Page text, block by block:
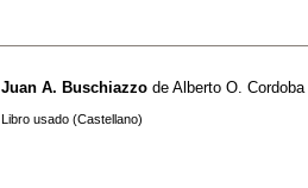
Juan A. Buschiazzo de Alberto O. Cordoba
Libro usado (Castellano)